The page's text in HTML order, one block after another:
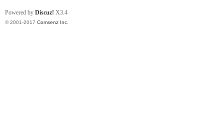
Powered by Discuz! X3.4
© 2001-2017 Comsenz Inc.